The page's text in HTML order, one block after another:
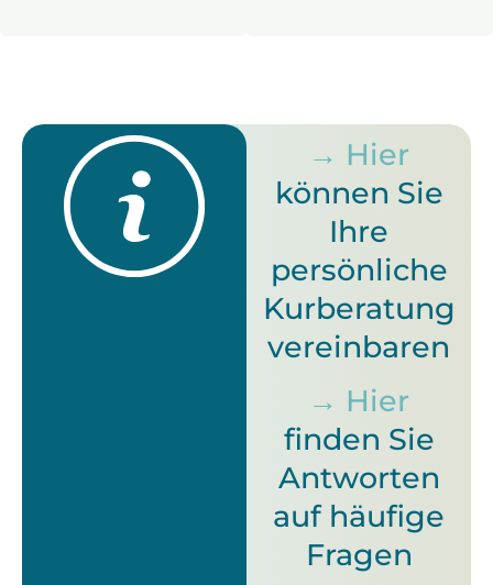
→ Hier
können Sie
Ihre
persönliche
Kurberatung
vereinbaren
→ Hier
finden Sie
Antworten
auf häufige
Fragen